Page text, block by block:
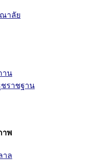
าลัย
าน
ราชฐาน
าพ
าล